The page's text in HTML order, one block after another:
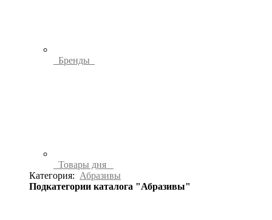
Бренды
Товары дня
Категория: Абразивы
Подкатегории каталога "Абразивы"